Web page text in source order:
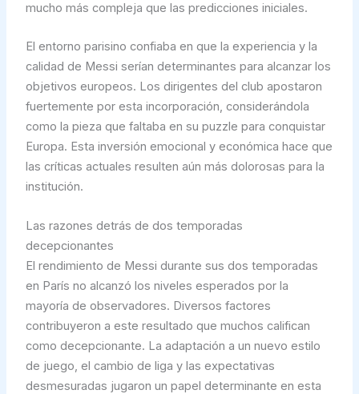
mucho más compleja que las predicciones iniciales.
El entorno parisino confiaba en que la experiencia y la
calidad de Messi serían determinantes para alcanzar los
objetivos europeos. Los dirigentes del club apostaron
fuertemente por esta incorporación, considerándola
como la pieza que faltaba en su puzzle para conquistar
Europa. Esta inversión emocional y económica hace que
las críticas actuales resulten aún más dolorosas para la
institución.
Las razones detrás de dos temporadas
decepcionantes
El rendimiento de Messi durante sus dos temporadas
en París no alcanzó los niveles esperados por la
mayoría de observadores. Diversos factores
contribuyeron a este resultado que muchos califican
como decepcionante. La adaptación a un nuevo estilo
de juego, el cambio de liga y las expectativas
desmesuradas jugaron un papel determinante en esta